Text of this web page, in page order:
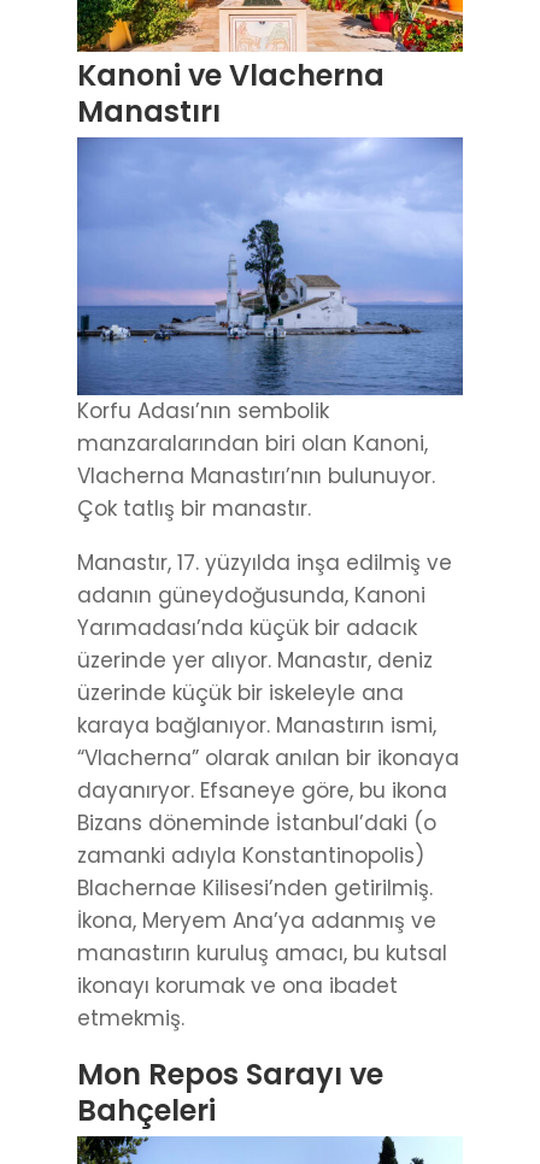
Kanoni ve Vlacherna
Manastırı
Korfu Adası’nın sembolik
manzaralarından biri olan Kanoni,
Vlacherna Manastırı’nın bulunuyor.
Çok tatlış bir manastır.
Manastır, 17. yüzyılda inşa edilmiş ve
adanın güneydoğusunda, Kanoni
Yarımadası’nda küçük bir adacık
üzerinde yer alıyor. Manastır, deniz
üzerinde küçük bir iskeleyle ana
karaya bağlanıyor. Manastırın ismi,
“Vlacherna” olarak anılan bir ikonaya
dayanıryor. Efsaneye göre, bu ikona
Bizans döneminde İstanbul’daki (o
zamanki adıyla Konstantinopolis)
Blachernae Kilisesi’nden getirilmiş.
İkona, Meryem Ana’ya adanmış ve
manastırın kuruluş amacı, bu kutsal
ikonayı korumak ve ona ibadet
etmekmiş.
Mon Repos Sarayı ve
Bahçeleri